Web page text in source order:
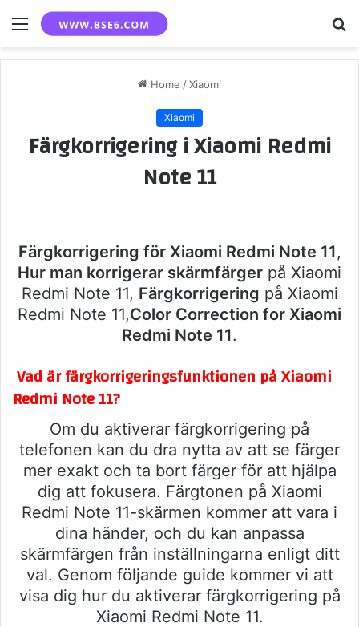
Menu
Home /Xiaomi
Xiaomi
Färgkorrigering i Xiaomi Redmi
Note 11
Färgkorrigering för Xiaomi Redmi Note 11,
Hur man korrigerar skärmfärger på Xiaomi
Redmi Note 11, Färgkorrigering på Xiaomi
Redmi Note 11,Color Correction for Xiaomi
Redmi Note 11.
Vad är färgkorrigeringsfunktionen på Xiaomi
Redmi Note 11?
Om du aktiverar färgkorrigering på
telefonen kan du dra nytta av att se färger
mer exakt och ta bort färger för att hjälpa
dig att fokusera. Färgtonen på Xiaomi
Redmi Note 11-skärmen kommer att vara i
dina händer, och du kan anpassa
skärmfärgen från inställningarna enligt ditt
val. Genom följande guide kommer vi att
visa dig hur du aktiverar färgkorrigering på
Xiaomi Redmi Note 11.